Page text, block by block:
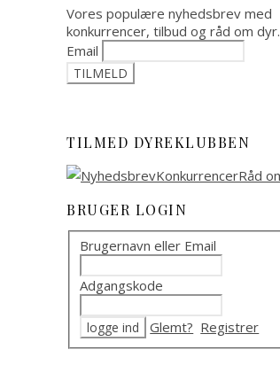
Vores populære nyhedsbrev med
konkurrencer, tilbud og råd om dyr.
Email
TILMED DYREKLUBBEN
BRUGER LOGIN
Brugernavn eller Email
Adgangskode
Glemt? Registrer